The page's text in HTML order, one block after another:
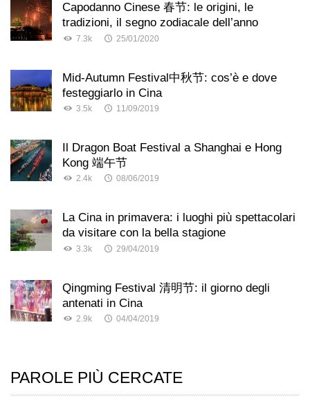
Capodanno Cinese 春节: le origini, le
tradizioni, il segno zodiacale dell’anno
7.3k 25/01/2020
Mid-Autumn Festival中秋节: cos’è e dove
festeggiarlo in Cina
3.5k 11/09/2019
Il Dragon Boat Festival a Shanghai e Hong
Kong 端午节
2.4k 08/06/2019
La Cina in primavera: i luoghi più spettacolari
da visitare con la bella stagione
3.3k 29/04/2019
Qingming Festival 清明节: il giorno degli
antenati in Cina
2.9k 04/04/2019
PAROLE PIÙ CERCATE